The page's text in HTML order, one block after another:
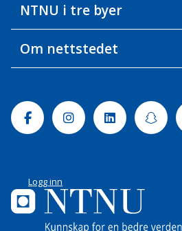
NTNU i tre byer
Om nettstedet
FacebookInstagramLinkedin
Logg inn